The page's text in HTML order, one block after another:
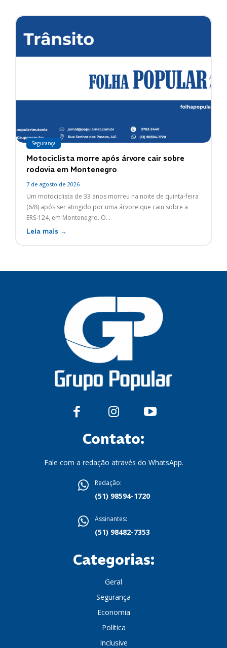
Segurança
Motociclista morre após árvore cair sobre
rodovia em Montenegro
7 de agosto de 2026
Um motociclista de 33 anos morreu na noite de quinta-feira
(6/8) após ser atingido por uma árvore que caiu sobre a
ERS-124, em Montenegro. O...
Leia mais →
Contato:
Fale com a redação através do WhatsApp.
Redação:
(51) 98594-1720
Assinantes:
(51) 98482-7353
Categorias:
Geral
Segurança
Economia
Política
Inclusive